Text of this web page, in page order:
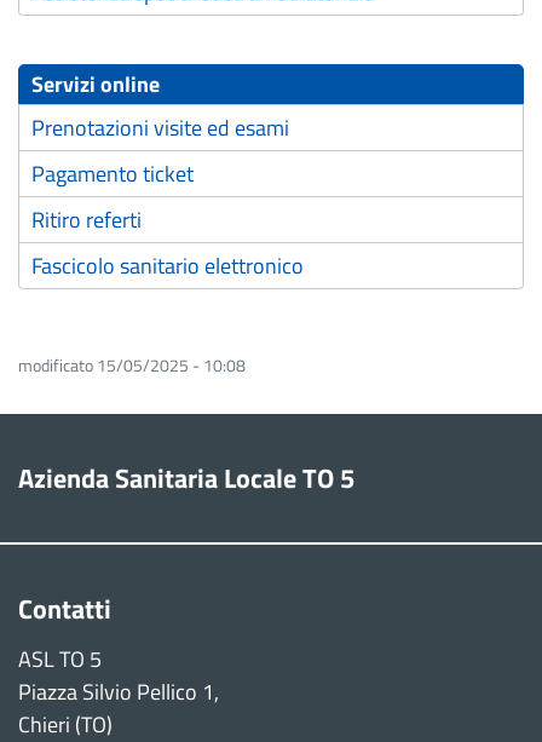
Servizi online
Prenotazioni visite ed esami
Pagamento ticket
Ritiro referti
Fascicolo sanitario elettronico
modificato 15/05/2025 - 10:08
Azienda Sanitaria Locale TO 5
Contatti
ASL TO 5
Piazza Silvio Pellico 1,
Chieri (TO)